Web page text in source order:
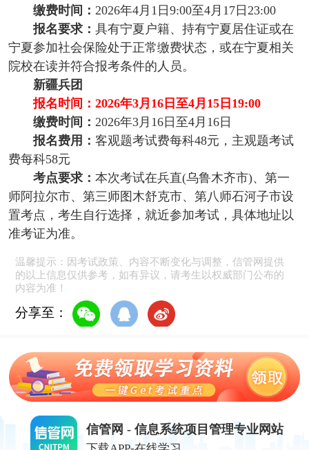
缴费时间： 2026年4月1日9:00至4月17日23:00
报名要求： 具有宁夏户籍、持有宁夏居住证或在
宁夏参加社会保险处于正常缴费状态，或在宁夏相关
院校在读并符合报考条件的人员。
新疆兵团
报名时间：2026年3月16日至4月15日19:00
缴费时间： 2026年3月16日至4月16日
报名费用： 客观题考试费每科48元，主观题考试
费每科58元
考点要求： 本次考试在兵直(乌鲁木齐市)、第一
师阿拉尔市、第三师图木舒克市、第八师石河子市设
置考点，考生自行选择，就近参加考试，具体地址以
准考证为准。
温馨提示：因考试政策、内容不断变化与调整，信管网提供
的以上信息仅供参考，如有异议，请考生以权威部门公布的
内容为准！
分享至：
信管网 - 信息系统项目管理专业网站